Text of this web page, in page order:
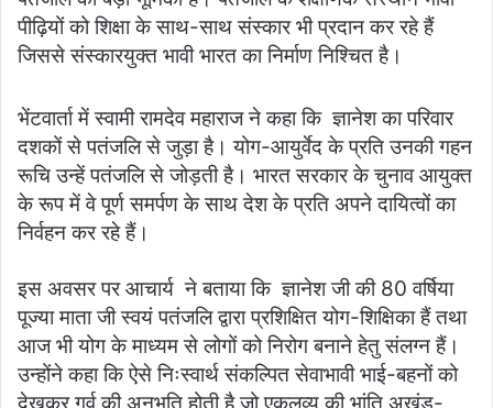
पीढ़ियों को शिक्षा के साथ-साथ संस्कार भी प्रदान कर रहे हैं
जिससे संस्कारयुक्त भावी भारत का निर्माण निश्चित है।
भेंटवार्ता में स्वामी रामदेव महाराज ने कहा कि ज्ञानेश का परिवार
दशकों से पतंजलि से जुड़ा है। योग-आयुर्वेद के प्रति उनकी गहन
रूचि उन्हें पतंजलि से जोड़ती है। भारत सरकार के चुनाव आयुक्त
के रूप में वे पूर्ण समर्पण के साथ देश के प्रति अपने दायित्वों का
निर्वहन कर रहे हैं।
इस अवसर पर आचार्य ने बताया कि ज्ञानेश जी की 80 वर्षिया
पूज्या माता जी स्वयं पतंजलि द्वारा प्रशिक्षित योग-शिक्षिका हैं तथा
आज भी योग के माध्यम से लोगों को निरोग बनाने हेतु संलग्न हैं।
उन्होंने कहा कि ऐसे निःस्वार्थ संकल्पित सेवाभावी भाई-बहनों को